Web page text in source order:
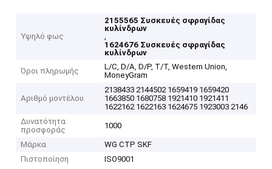
Υψηλό φως
2155565 Συσκευές σφραγίδας
κυλίνδρων
,
1624676 Συσκευές σφραγίδας
κυλίνδρων
Όροι πληρωμής
L/C, D/A, D/P, T/T, Western Union,
MoneyGram
Αριθμό μοντέλου
2138433 2144502 1659419 1659420
1663850 1680758 1921410 1921411
1622162 1622163 1624675 1923003 2146
Δυνατότητα
προσφοράς
1000
Μάρκα
WG CTP SKF
Πιστοποίηση
ISO9001